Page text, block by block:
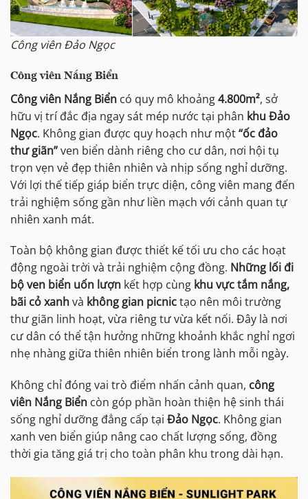
Công viên Đảo Ngọc
Công viên Nắng Biển
Công viên Nắng Biển có quy mô khoảng4.800m², sở
hữu vị trí đắc địa ngay sát mép nước tại phân khu Đảo
Ngọc. Không gian được quy hoạch như một“ốc đảo
thư giãn”ven biển dành riêng cho cư dân, nơi hội tụ
trọn vẹn vẻ đẹp thiên nhiên và nhịp sống nghỉ dưỡng.
Với lợi thế tiếp giáp biển trực diện, công viên mang đến
trải nghiệm sống gần như liền mạch với cảnh quan tự
nhiên xanh mát.
Toàn bộ không gian được thiết kế tối ưu cho các hoạt
động ngoài trời và trải nghiệm cộng đồng. Những lối đi
bộ ven biển uốn lượn kết hợp cùng khu vực tắm nắng,
bãi cỏ xanhvà không gian picnictạo nên môi trường
thư giãn linh hoạt, vừa riêng tư vừa kết nối. Đây là nơi
cư dân có thể tận hưởng những khoảnh khắc nghỉ ngơi
nhẹ nhàng giữa thiên nhiên biển trong lành mỗi ngày.
Không chỉ đóng vai trò điểm nhấn cảnh quan, công
viên Nắng Biển còn góp phần hoàn thiện hệ sinh thái
sống nghỉ dưỡng đẳng cấp tại Đảo Ngọc. Không gian
xanh ven biển giúp nâng cao chất lượng sống, đồng
thời gia tăng giá trị cho toàn phân khu trong dài hạn.